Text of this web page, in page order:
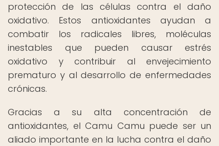
protección de las células contra el daño
oxidativo. Estos antioxidantes ayudan a
combatir los radicales libres, moléculas
inestables que pueden causar estrés
oxidativo y contribuir al envejecimiento
prematuro y al desarrollo de enfermedades
crónicas.
Gracias a su alta concentración de
antioxidantes, el Camu Camu puede ser un
aliado importante en la lucha contra el daño